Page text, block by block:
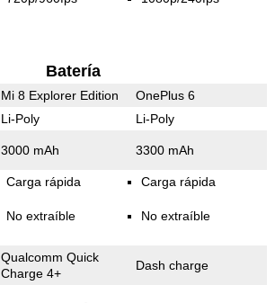
Batería
Mi 8 Explorer Edition OnePlus 6
Li-Poly Li-Poly
3000 mAh 3300 mAh
Carga rápida
No extraíble
Carga rápida
No extraíble
Qualcomm Quick
Charge 4+
Dash charge